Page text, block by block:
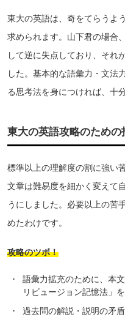
東大の英語は、奇をてらうよ
求められます。山下君の場合
して逆に失点しており、それ
した。基本的な語彙力・文法
る思考法を身につければ、十
東大の英語攻略のための
標準以上の理解度の割に強い
文章は難易度を細かく変えて
うにしました。必要以上の苦
めたわけです。
攻略のツボ！
語彙力拡充のために、本
リビュージョン記憶法」を
過去問の解説・説明の矛